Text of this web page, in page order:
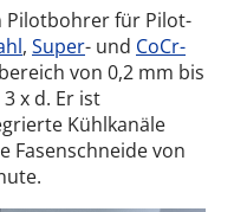
Pilotbohrer für Pilot-
, Super- und CoCr-
von 0,2 mm bis
x d. Er ist
Kühlkanäle
Fasenschneide von